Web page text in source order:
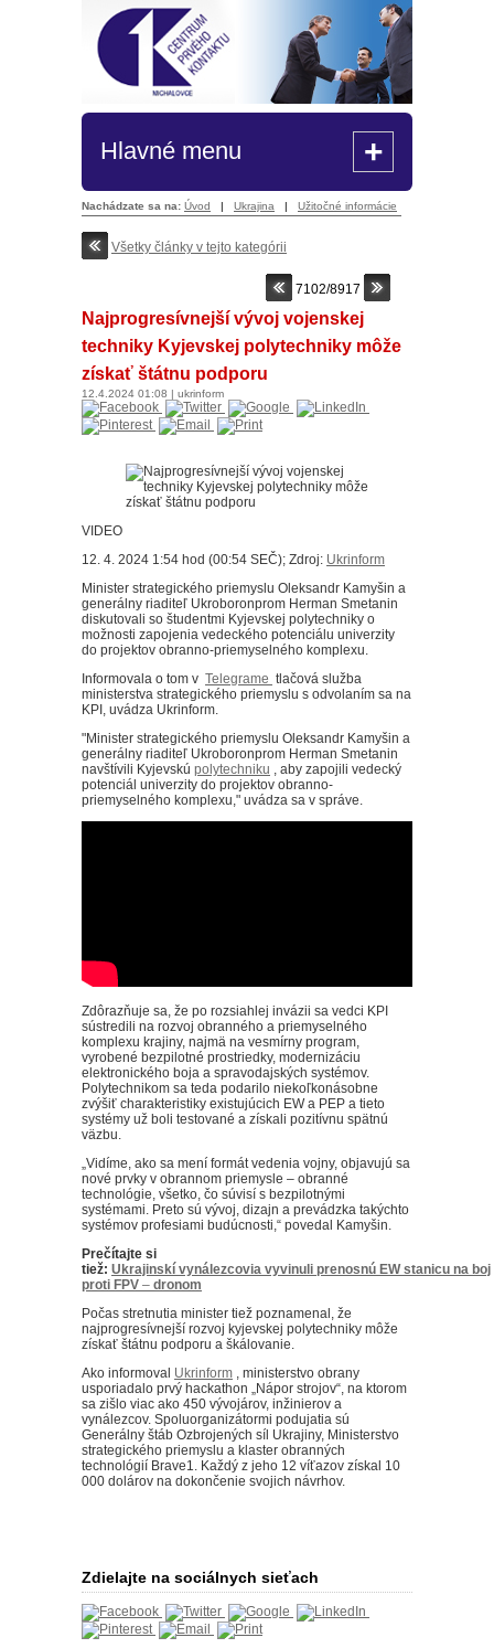
Hlavné menu +
Nachádzate sa na: Úvod | Ukrajina | Užitočné informácie
Všetky články v tejto kategórii
7102/8917
Najprogresívnejší vývoj vojenskej
techniky Kyjevskej polytechniky môže
získať štátnu podporu
12.4.2024 01:08 | ukrinform
VIDEO
12. 4. 2024 1:54 hod (00:54 SEČ); Zdroj: Ukrinform
Minister strategického priemyslu Oleksandr Kamyšin a
generálny riaditeľ Ukroboronprom Herman Smetanin
diskutovali so študentmi Kyjevskej polytechniky o
možnosti zapojenia vedeckého potenciálu univerzity
do projektov obranno-priemyselného komplexu.
Informovala o tom v Telegrame tlačová služba
ministerstva strategického priemyslu s odvolaním sa na
KPI, uvádza Ukrinform.
"Minister strategického priemyslu Oleksandr Kamyšin a
generálny riaditeľ Ukroboronprom Herman Smetanin
navštívili Kyjevskú polytechniku , aby zapojili vedecký
potenciál univerzity do projektov obranno-
priemyselného komplexu," uvádza sa v správe.
Zdôrazňuje sa, že po rozsiahlej invázii sa vedci KPI
sústredili na rozvoj obranného a priemyselného
komplexu krajiny, najmä na vesmírny program,
vyrobené bezpilotné prostriedky, modernizáciu
elektronického boja a spravodajských systémov.
Polytechnikom sa teda podarilo niekoľkonásobne
zvýšiť charakteristiky existujúcich EW a PEP a tieto
systémy už boli testované a získali pozitívnu spätnú
väzbu.
„Vidíme, ako sa mení formát vedenia vojny, objavujú sa
nové prvky v obrannom priemysle – obranné
technológie, všetko, čo súvisí s bezpilotnými
systémami. Preto sú vývoj, dizajn a prevádzka takýchto
systémov profesiami budúcnosti,“ povedal Kamyšin.
Prečítajte si
tiež: Ukrajinskí vynálezcovia vyvinuli prenosnú EWstanicu na boj
proti FPV – dronom
Počas stretnutia minister tiež poznamenal, že
najprogresívnejší rozvoj kyjevskej polytechniky môže
získať štátnu podporu a škálovanie.
Ako informoval Ukrinform , ministerstvo obrany
usporiadalo prvý hackathon „Nápor strojov“, na ktorom
sa zišlo viac ako 450 vývojárov, inžinierov a
vynálezcov. Spoluorganizátormi podujatia sú
Generálny štáb Ozbrojených síl Ukrajiny, Ministerstvo
strategického priemyslu a klaster obranných
technológií Brave1. Každý z jeho 12 víťazov získal 10
000 dolárov na dokončenie svojich návrhov.
Zdielajte na sociálnych sieťach